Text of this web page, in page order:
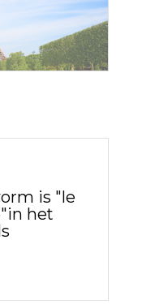
is "le
het